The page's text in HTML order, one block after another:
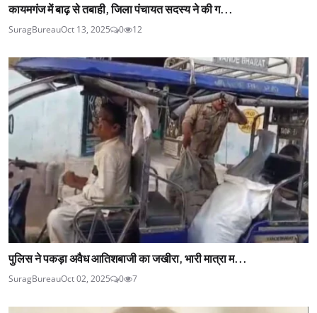
कायमगंज में बाढ़ से तबाही, जिला पंचायत सदस्य ने की ग...
SuragBureauOct 13, 2025 0 12
पुलिस ने पकड़ा अवैध आतिशबाजी का जखीरा, भारी मात्रा म...
SuragBureauOct 02, 2025 0 7